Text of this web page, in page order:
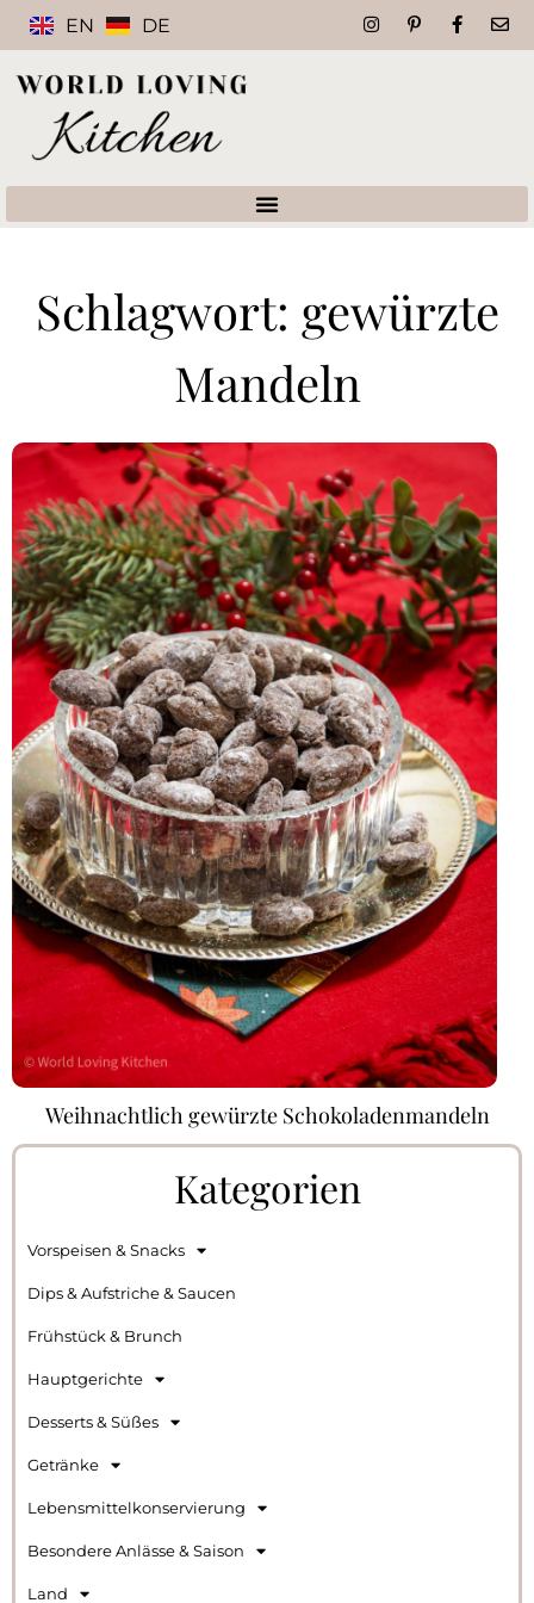
EN DE
Schlagwort: gewürzte
Mandeln
Weihnachtlich gewürzte Schokoladenmandeln
Kategorien
Vorspeisen & Snacks
Dips & Aufstriche & Saucen
Frühstück & Brunch
Hauptgerichte
Desserts & Süßes
Getränke
Lebensmittelkonservierung
Besondere Anlässe & Saison
Land